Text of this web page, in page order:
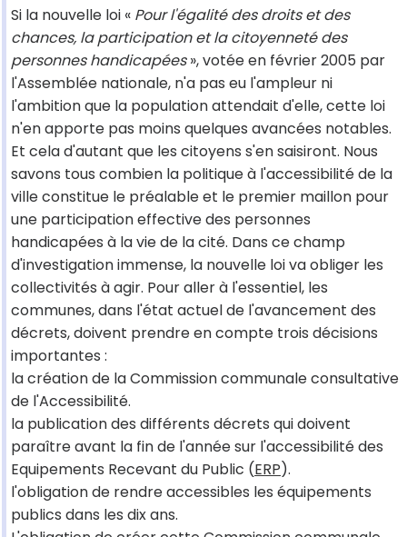
Si la nouvelle loi « Pour l'égalité des droits et des
chances, la participation et la citoyenneté des
personnes handicapées», votée en février 2005 par
l'Assemblée nationale, n'a pas eu l'ampleur ni
l'ambition que la population attendait d'elle, cette loi
n'en apporte pas moins quelques avancées notables.
Et cela d'autant que les citoyens s'en saisiront. Nous
savons tous combien la politique à l'accessibilité de la
ville constitue le préalable et le premier maillon pour
une participation effective des personnes
handicapées à la vie de la cité. Dans ce champ
d'investigation immense, la nouvelle loi va obliger les
collectivités à agir. Pour aller à l'essentiel, les
communes, dans l'état actuel de l'avancement des
décrets, doivent prendre en compte trois décisions
importantes :
la création de la Commission communale consultative
de l'Accessibilité.
la publication des différents décrets qui doivent
paraître avant la fin de l'année sur l'accessibilité des
Equipements Recevant du Public (ERP).
l'obligation de rendre accessibles les équipements
publics dans les dix ans.